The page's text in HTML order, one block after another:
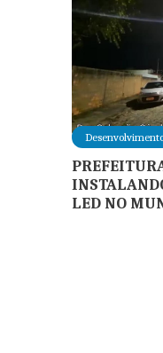
LED NO